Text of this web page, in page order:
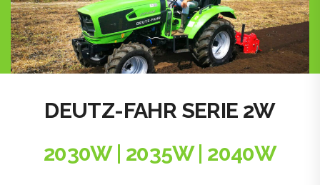
DEUTZ-FAHR SERIE 2W
2030W | 2035W | 2040W